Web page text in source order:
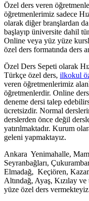
Özel ders veren
öğretmenlerimiz sadece
olarak diğer branşlardan
başlayıp üniversite dahil
Online veya yüz yüze
özel ders formatında ders
Özel Ders Sepeti olarak
Türkçe özel ders, ilkokul
veren öğretmenlerimiz
öğretmenlerdir. Online
deneme dersi talep
ücretsizdir. Normal
derslerden önce değil
yatırılmaktadır. Kurum
geleni yapmaktayız.
Ankara Yenimahalle,
Seyranbağları,
Elmadağ, Keçiören,
Altındağ, Ayaş, Kızılay
yüze özel ders